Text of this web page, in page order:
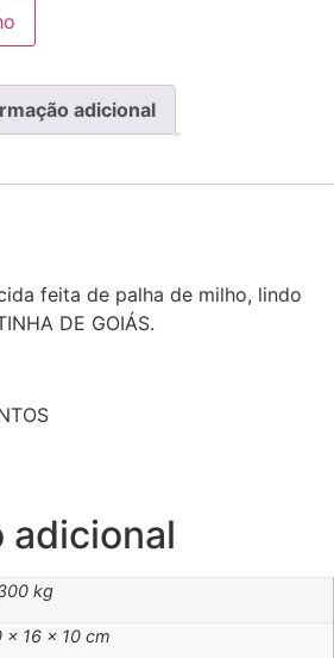
adicional
feita de palha de milho, lindo
DE GOIÁS.
adicional
kg
× 16 × 10 cm